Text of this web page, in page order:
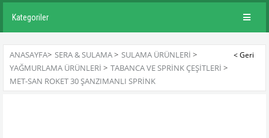
Kategoriler
ANASAYFA> SERA & SULAMA> SULAMA ÜRÜNLERI >
YAĞMURLAMA ÜRÜNLERI > TABANCA VE SPRINK ÇEŞITLERI >
MET-SAN ROKET 30 ŞANZIMANLI SPRINK